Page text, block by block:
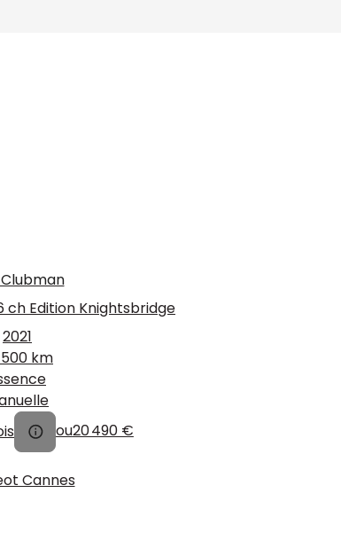
ch Edition Knightsbridge
2021
km
ou20 490 €
Cannes